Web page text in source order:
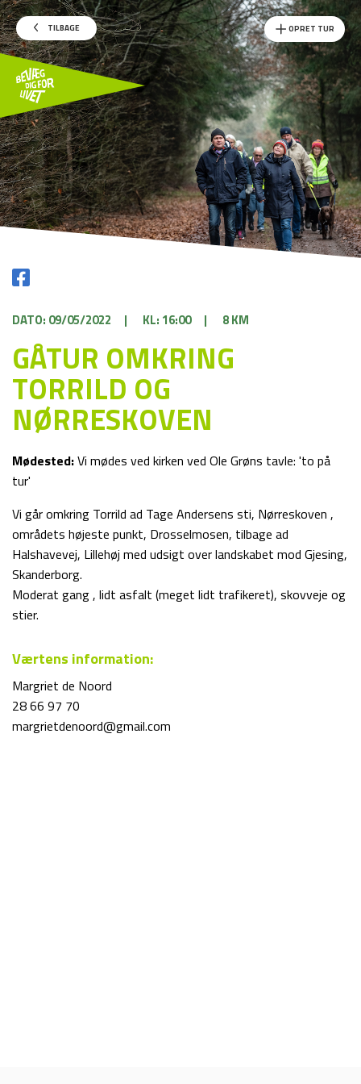
TILBAGE OPRET TUR
DATO: 09/05/2022 | KL: 16:00 | 8 KM
GÅTUR OMKRING
TORRILD OG
NØRRESKOVEN
Mødested:Vi mødes ved kirken ved Ole Grøns tavle: 'to på
tur'
Vi går omkring Torrild ad Tage Andersens sti, Nørreskoven ,
områdets højeste punkt, Drosselmosen, tilbage ad
Halshavevej, Lillehøj med udsigt over landskabet mod Gjesing,
Skanderborg.
Moderat gang , lidt asfalt (meget lidt trafikeret), skovveje og
stier.
Værtens information:
Margriet de Noord
28 66 97 70
margrietdenoord@gmail.com